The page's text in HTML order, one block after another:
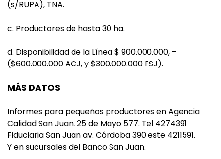
(s/RUPA), TNA.
c. Productores de hasta 30 ha.
d. Disponibilidad de la Línea $ 900.000.000, –
($600.000.000 ACJ, y $300.000.000 FSJ).
MÁS DATOS
Informes para pequeños productores en Agencia
Calidad San Juan, 25 de Mayo 577. Tel 4274391
Fiduciaria San Juan av. Córdoba 390 este 4211591.
Y en sucursales del Banco San Juan.